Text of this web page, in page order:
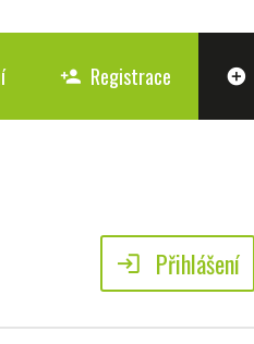
person_add Registrace add_circle
login Přihlášení